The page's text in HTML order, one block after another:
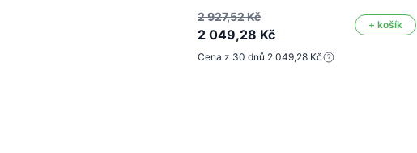
2 927,52 Kč
2 049,28 Kč
+ košík
Cena z 30 dnů:2 049,28 Kč